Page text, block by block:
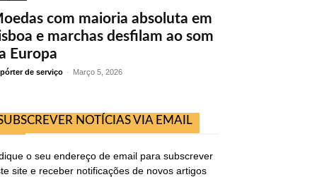
com maioria absoluta em
e marchas desfilam ao som
Europa
de serviço - Março 5, 2026
NOTÍCIAS VIA EMAIL
o seu endereço de email para subscrever
site e receber notificações de novos artigos